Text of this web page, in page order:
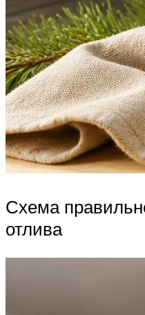
Схема
отлива